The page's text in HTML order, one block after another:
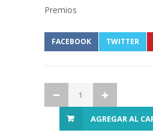
Premios
FACEBOOK TWITTER
AGREGAR AL